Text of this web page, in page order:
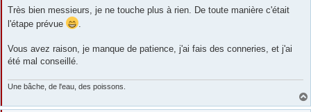
s
a
Très bien messieurs, je ne touche plus à rien. De toute manière c'était
l'étape prévue
Vous avez raison, je manque de patience, j'ai fais des conneries, et j'ai
été mal conseillé.
Une bâche, de l'eau, des poissons.